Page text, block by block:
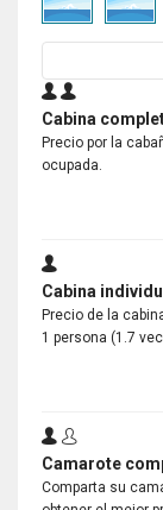
Cabina
Precio por la
ocupada.
Cabina
Precio de la
1 persona (1.7
Camarote
Comparta su